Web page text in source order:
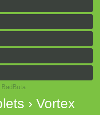
› Vortex